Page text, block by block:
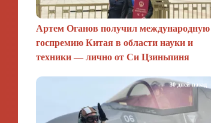
Артем Оганов получил международную
госпремию Китая в области науки и
техники — лично от Си Цзиньпиня
30 дней назад